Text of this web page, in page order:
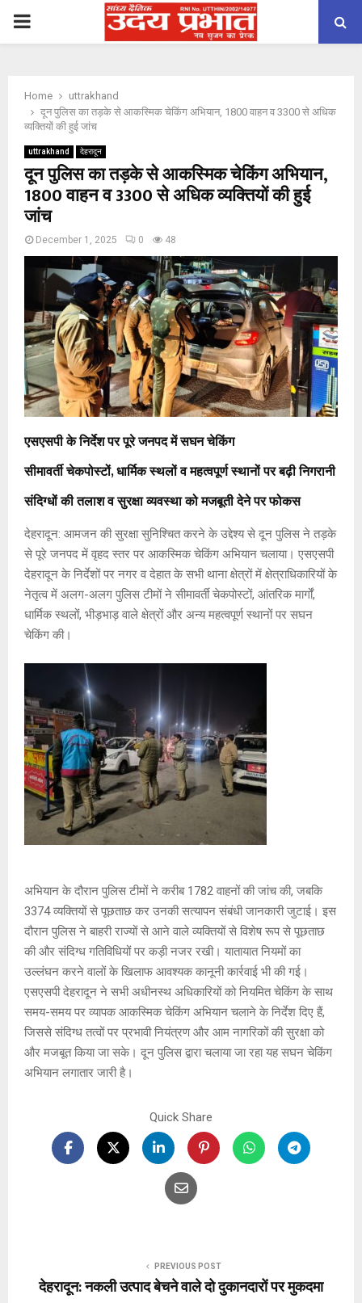
PRIMARY
Home
uttrakhand
दून पुलिस का तड़के से आकस्मिक चेकिंग अभियान, 1800 वाहन व 3300 से अधिक
व्यक्तियों की हुई जांच
uttrakhand देहरादून
दून पुलिस का तड़के से आकस्मिक चेकिंग अभियान,
1800 वाहन व 3300 से अधिक व्यक्तियों की हुई
जांच
December 1, 2025 0 48
एसएसपी के निर्देश पर पूरे जनपद में सघन चेकिंग
सीमावर्ती चेकपोस्टों, धार्मिक स्थलों व महत्वपूर्ण स्थानों पर बढ़ी निगरानी
संदिग्धों की तलाश व सुरक्षा व्यवस्था को मजबूती देने पर फोकस
देहरादून: आमजन की सुरक्षा सुनिश्चित करने के उद्देश्य से दून पुलिस ने तड़के
से पूरे जनपद में वृहद स्तर पर आकस्मिक चेकिंग अभियान चलाया। एसएसपी
देहरादून के निर्देशों पर नगर व देहात के सभी थाना क्षेत्रों में क्षेत्राधिकारियों के
नेतृत्व में अलग-अलग पुलिस टीमों ने सीमावर्ती चेकपोस्टों, आंतरिक मार्गों,
धार्मिक स्थलों, भीड़भाड़ वाले क्षेत्रों और अन्य महत्वपूर्ण स्थानों पर सघन
चेकिंग की।
अभियान के दौरान पुलिस टीमों ने करीब 1782 वाहनों की जांच की, जबकि
3374 व्यक्तियों से पूछताछ कर उनकी सत्यापन संबंधी जानकारी जुटाई। इस
दौरान पुलिस ने बाहरी राज्यों से आने वाले व्यक्तियों से विशेष रूप से पूछताछ
की और संदिग्ध गतिविधियों पर कड़ी नजर रखी। यातायात नियमों का
उल्लंघन करने वालों के खिलाफ आवश्यक कानूनी कार्रवाई भी की गई।
एसएसपी देहरादून ने सभी अधीनस्थ अधिकारियों को नियमित चेकिंग के साथ
समय-समय पर व्यापक आकस्मिक चेकिंग अभियान चलाने के निर्देश दिए हैं,
जिससे संदिग्ध तत्वों पर प्रभावी नियंत्रण और आम नागरिकों की सुरक्षा को
और मजबूत किया जा सके। दून पुलिस द्वारा चलाया जा रहा यह सघन चेकिंग
अभियान लगातार जारी है।
Quick Share
PREVIOUS POST
देहरादून: नकली उत्पाद बेचने वाले दो दुकानदारों पर मुकदमा